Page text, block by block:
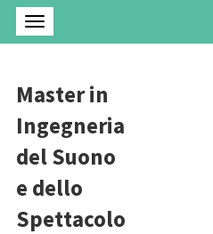
Master in
Ingegneria
del Suono
e dello
Spettacolo